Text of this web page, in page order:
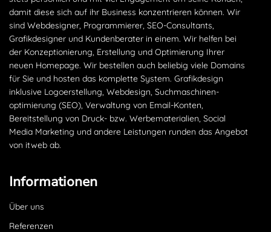
damit diese sich auf ihr Business konzentrieren können. Wir
sind Webdesigner, Programmierer, SEO-Consultants,
Grafikdesigner und Kundenberater in einem. Wir helfen bei
der Konzeptionierung, Erstellung und Optimierung Ihrer
neuen Homepage. Wir bestellen auch beliebig viele Domains
für Sie und hosten das komplette System. Grafikdesign
inklusive Logoerstellung, Webdesign, Suchmaschinen­
optimierung (SEO), Verwaltung von Email-Konten,
Bereitstellung von Druck- bzw. Werbematerialien, Social
Media Marketing und andere Leistungen runden das Angebot
von itweb ab.
Informationen
Über uns
Referenzen